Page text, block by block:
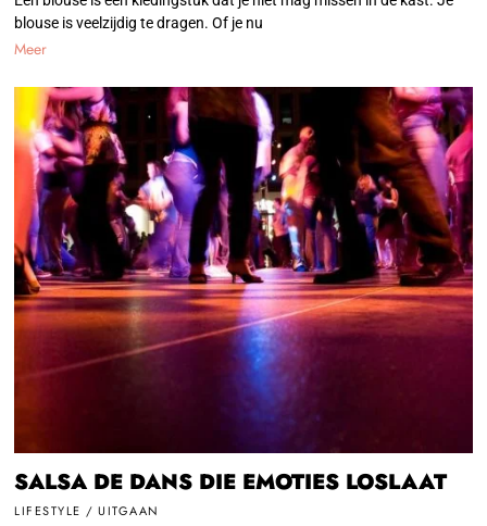
blouse is veelzijdig te dragen. Of je nu
Meer
SALSA DE DANS DIE EMOTIES LOSLAAT
LIFESTYLE / UITGAAN